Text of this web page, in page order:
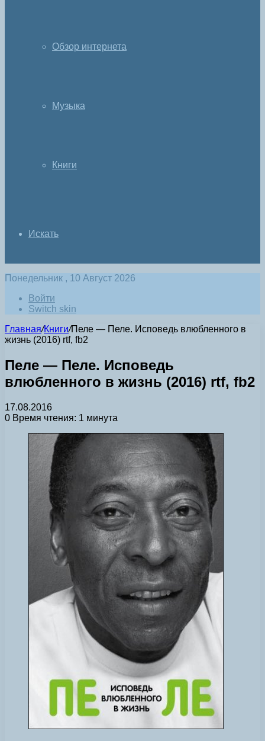
Обзор интернета
Музыка
Книги
Искать
Понедельник , 10 Август 2026
Войти
Switch skin
Главная/Книги/Пеле — Пеле. Исповедь влюбленного в
жизнь (2016) rtf, fb2
Пеле — Пеле. Исповедь
влюбленного в жизнь (2016) rtf, fb2
17.08.2016
0 Время чтения: 1 минута